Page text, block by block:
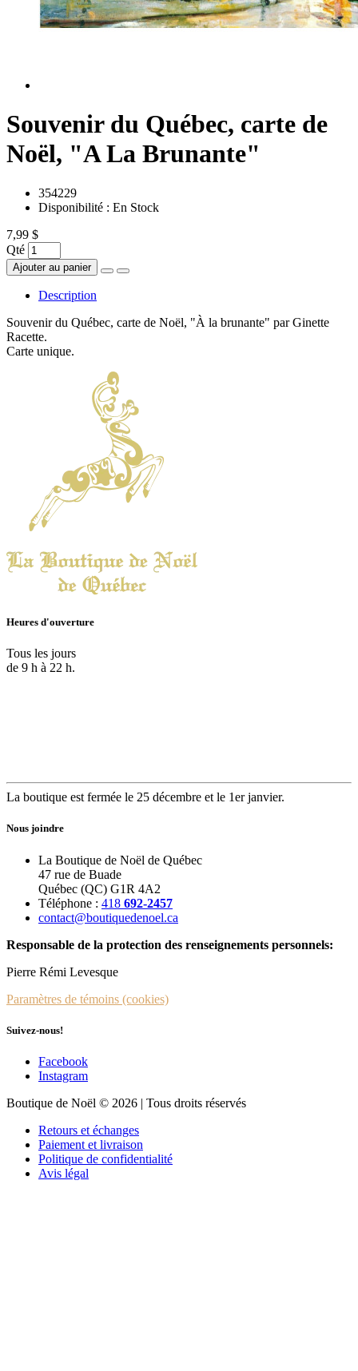
Souvenir du Québec, carte de
Noël, "A La Brunante"
354229
Disponibilité : En Stock
7,99 $
Qté
Ajouter au panier
Description
Souvenir du Québec, carte de Noël, "À la brunante" par Ginette
Racette.
Carte unique.
Heures d'ouverture
Tous les jours
de 9 h à 22 h.
La boutique est fermée le 25 décembre et le 1er janvier.
Nous joindre
La Boutique de Noël de Québec
47 rue de Buade
Québec (QC) G1R 4A2
Téléphone : 418 692-2457
contact@boutiquedenoel.ca
Responsable de la protection des renseignements personnels:
Pierre Rémi Levesque
Paramètres de témoins (cookies)
Suivez-nous!
Facebook
Instagram
Boutique de Noël © 2026 | Tous droits réservés
Retours et échanges
Paiement et livraison
Politique de confidentialité
Avis légal